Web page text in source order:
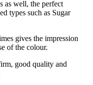
as well, the perfect
types such as Sugar
gives the impression
of the colour.
good quality and